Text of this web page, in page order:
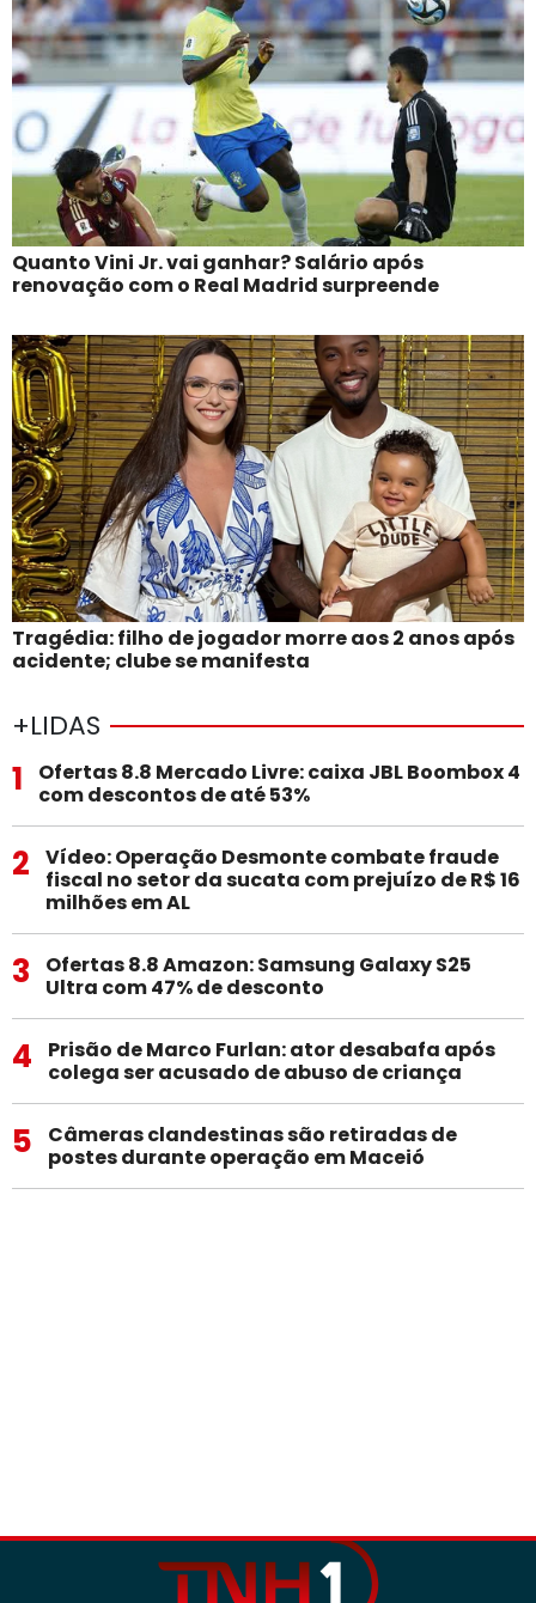
Quanto Vini Jr. vai ganhar? Salário após
renovação com o Real Madrid surpreende
Tragédia: filho de jogador morre aos 2 anos após
acidente; clube se manifesta
+LIDAS
1
Ofertas 8.8 Mercado Livre: caixa JBL Boombox 4
com descontos de até 53%
2
Vídeo: Operação Desmonte combate fraude
fiscal no setor da sucata com prejuízo de R$ 16
milhões em AL
3
Ofertas 8.8 Amazon: Samsung Galaxy S25
Ultra com 47% de desconto
4
Prisão de Marco Furlan: ator desabafa após
colega ser acusado de abuso de criança
5
Câmeras clandestinas são retiradas de
postes durante operação em Maceió